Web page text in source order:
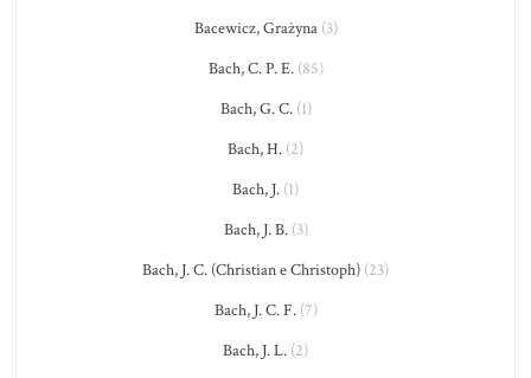
Bacewicz, Grażyna(3)
Bach, C. P. E.(85)
Bach, G. C.(1)
Bach, H. (2)
Bach, J. (1)
Bach, J. B.(3)
Bach, J. C. (Christian e Christoph) (23)
Bach, J. C. F.(7)
Bach, J. L. (2)